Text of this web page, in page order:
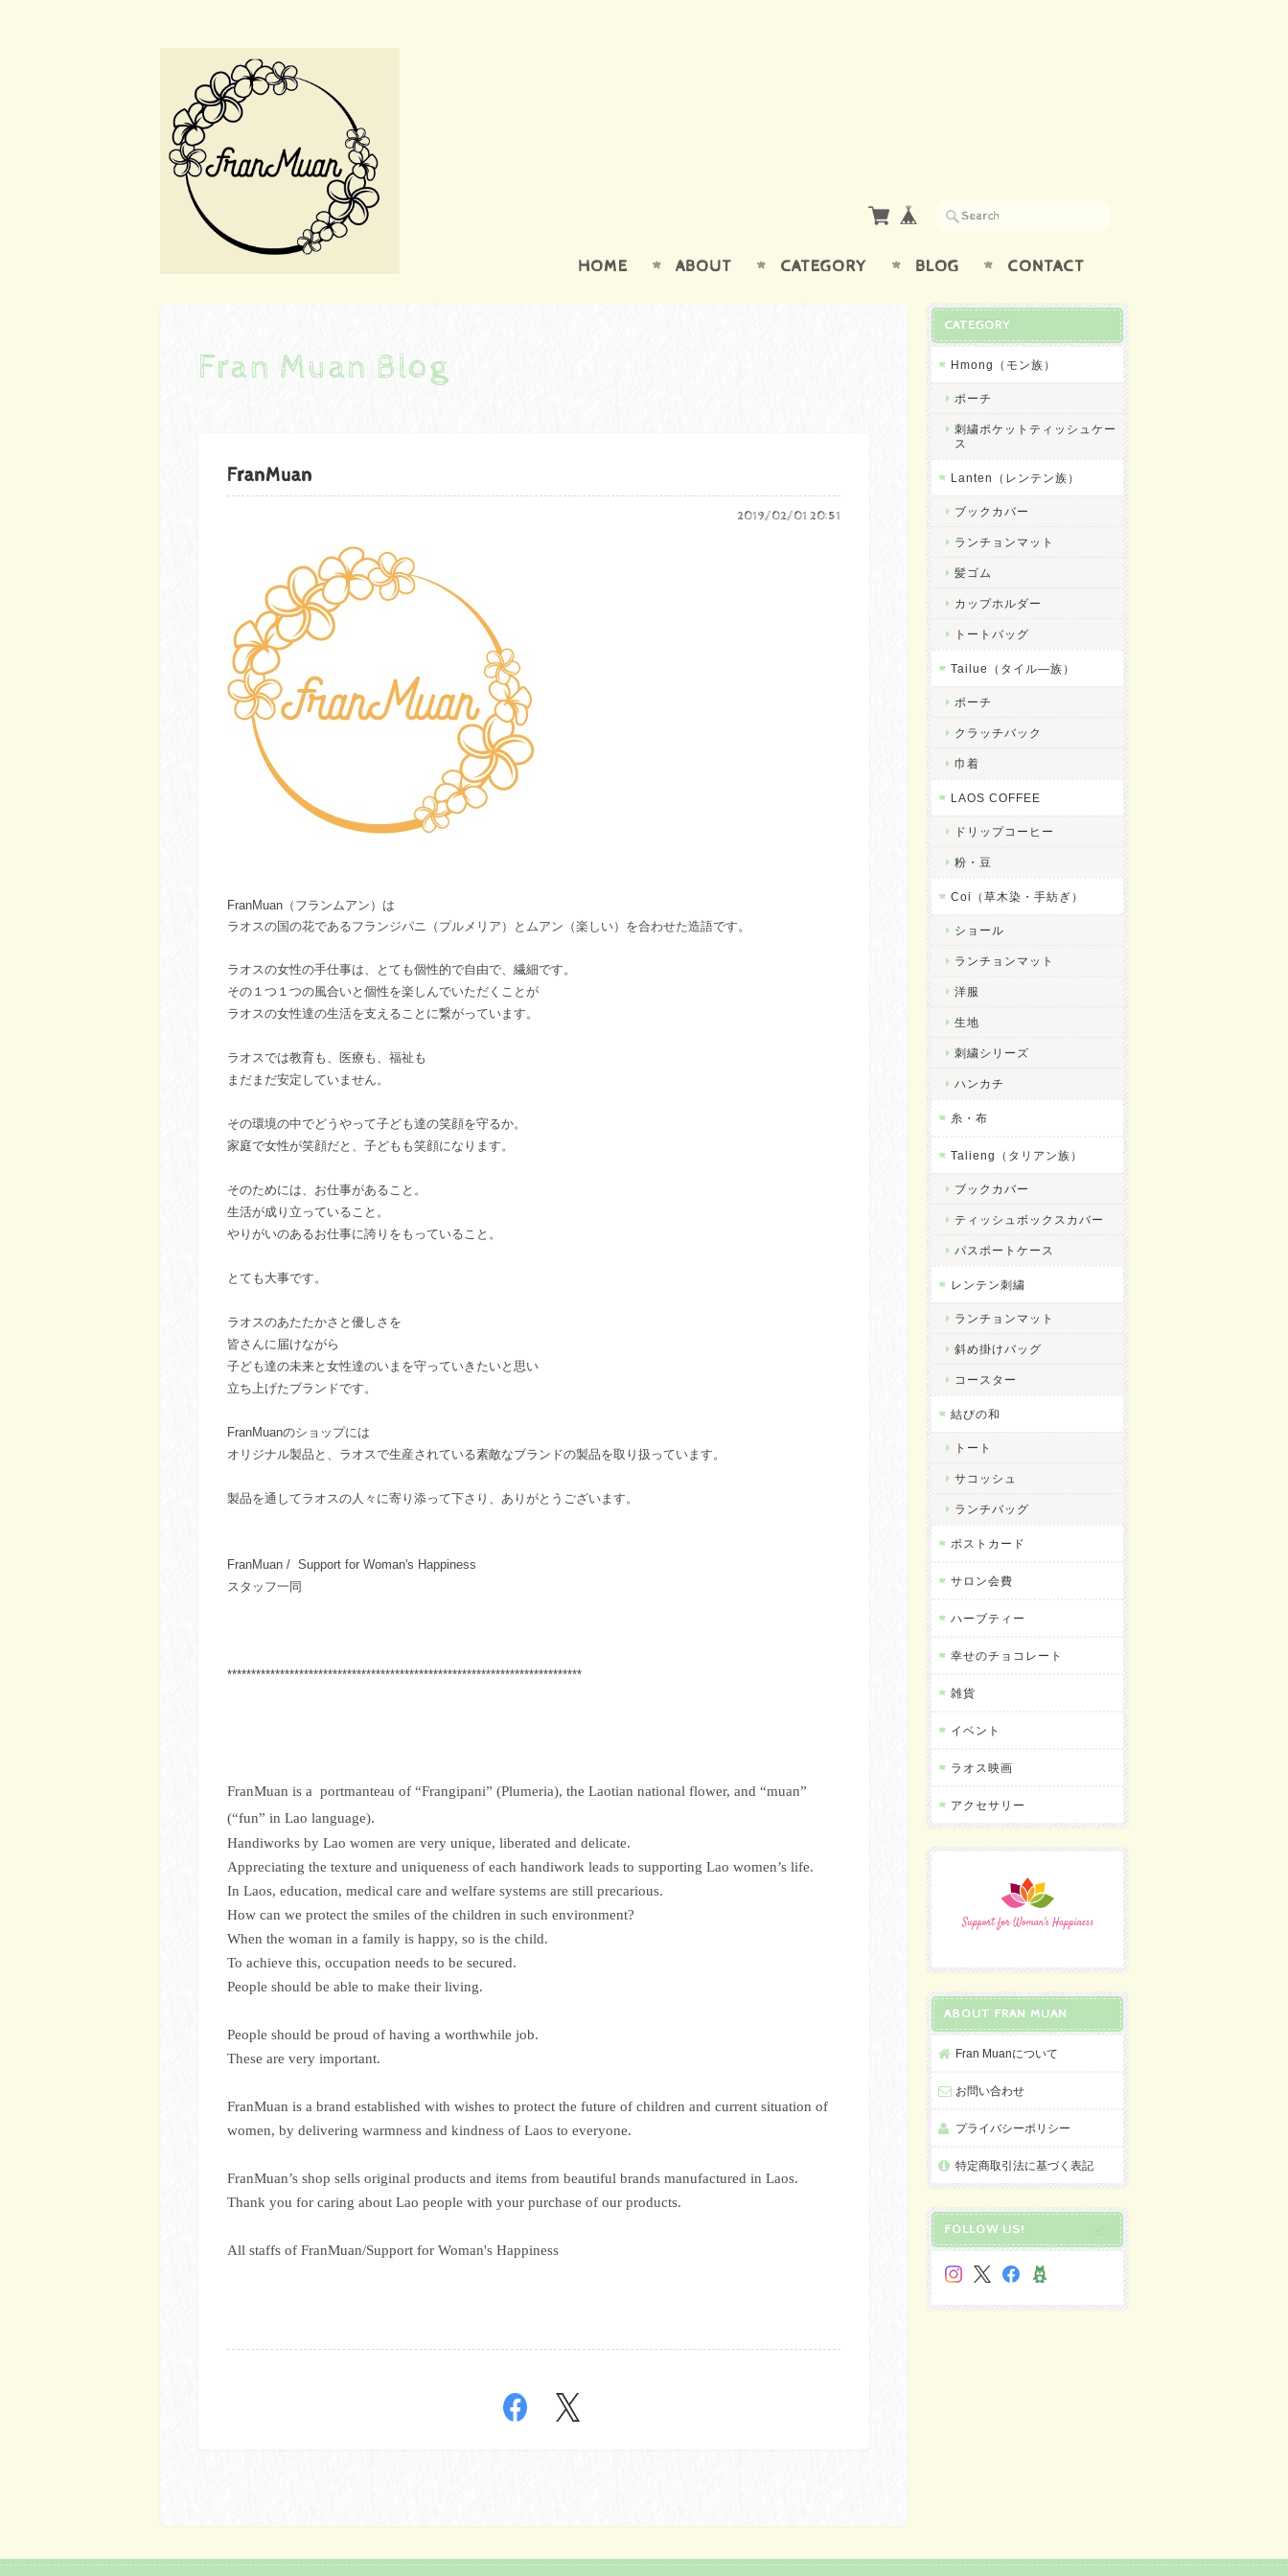
HOME ABOUT CATEGORY BLOG CONTACT
Fran Muan Blog
FranMuan
2019/02/01 20:51
FranMuan（フランムアン）は
ラオスの国の花であるフランジパニ（プルメリア）とムアン（楽しい）を合わせた造語です。
ラオスの女性の手仕事は、とても個性的で自由で、繊細です。
その１つ１つの風合いと個性を楽しんでいただくことが
ラオスの女性達の生活を支えることに繋がっています。
ラオスでは教育も、医療も、福祉も
まだまだ安定していません。
その環境の中でどうやって子ども達の笑顔を守るか。
家庭で女性が笑顔だと、子どもも笑顔になります。
そのためには、お仕事があること。
生活が成り立っていること。
やりがいのあるお仕事に誇りをもっていること。
とても大事です。
ラオスのあたたかさと優しさを
皆さんに届けながら
子ども達の未来と女性達のいまを守っていきたいと思い
立ち上げたブランドです。
FranMuanのショップには
オリジナル製品と、ラオスで生産されている素敵なブランドの製品を取り扱っています。
製品を通してラオスの人々に寄り添って下さり、ありがとうございます。
FranMuan / Support for Woman's Happiness
スタッフ一同
**************************************************************************
FranMuan is a portmanteau of “Frangipani” (Plumeria), the Laotian national flower, and “muan”
(“fun” in Lao language).
Handiworks by Lao women are very unique, liberated and delicate.
Appreciating the texture and uniqueness of each handiwork leads to supporting Lao women’s life.
In Laos, education, medical care and welfare systems are still precarious.
How can we protect the smiles of the children in such environment?
When the woman in a family is happy, so is the child.
To achieve this, occupation needs to be secured.
People should be able to make their living.
People should be proud of having a worthwhile job.
These are very important.
FranMuan is a brand established with wishes to protect the future of children and current situation of
women, by delivering warmness and kindness of Laos to everyone.
FranMuan’s shop sells original products and items from beautiful brands manufactured in Laos.
Thank you for caring about Lao people with your purchase of our products.
All staffs of FranMuan/Support for Woman's Happiness
CATEGORY
Hmong（モン族）
ポーチ
刺繍ポケットティッシュケー
ス
Lanten（レンテン族）
ブックカバー
ランチョンマット
髪ゴム
カップホルダー
トートバッグ
Tailue（タイル―族）
ポーチ
クラッチバック
巾着
LAOS COFFEE
ドリップコーヒー
粉・豆
Coi（草木染・手紡ぎ）
ショール
ランチョンマット
洋服
生地
刺繍シリーズ
ハンカチ
糸・布
Talieng（タリアン族）
ブックカバー
ティッシュボックスカバー
パスポートケース
レンテン刺繍
ランチョンマット
斜め掛けバッグ
コースター
結びの和
トート
サコッシュ
ランチバッグ
ポストカード
サロン会費
ハーブティー
幸せのチョコレート
雑貨
イベント
ラオス映画
アクセサリー
ABOUT FRAN MUAN
Fran Muanについて
お問い合わせ
プライバシーポリシー
特定商取引法に基づく表記
FOLLOW US!